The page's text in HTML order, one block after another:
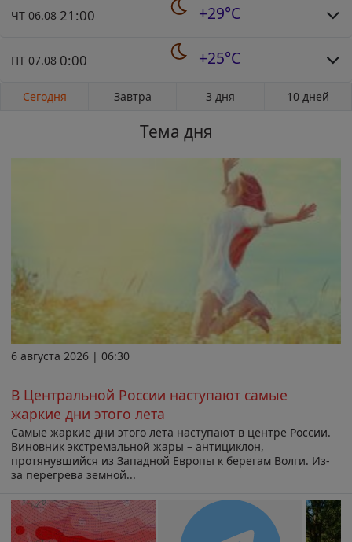
ЧТ 06.08 21:00 +29°C
ПТ 07.08 0:00 +25°C
Сегодня Завтра 3 дня 10 дней
Тема дня
6 августа 2026 | 06:30
В Центральной России наступают самые
жаркие дни этого лета
Самые жаркие дни этого лета наступают в центре России.
Виновник экстремальной жары – антициклон,
протянувшийся из Западной Европы к берегам Волги. Из-
за перегрева земной...